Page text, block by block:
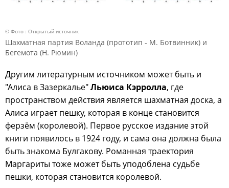
© Фото : Открытый источник
Шахматная партия Воланда (прототип - М. Ботвинник) и
Бегемота (Н. Рюмин)
Другим литературным источником может быть и
"Алиса в Зазеркалье"Льюиса Кэрролла, где
пространством действия является шахматная доска, а
Алиса играет пешку, которая в конце становится
ферзём (королевой). Первое русское издание этой
книги появилось в 1924 году, и сама она должна была
быть знакома Булгакову. Романная траектория
Маргариты тоже может быть уподоблена судьбе
пешки, которая становится королевой.